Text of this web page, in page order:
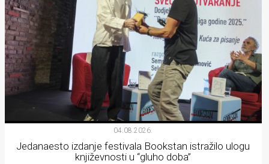
04.08.2026.
Jedanaesto izdanje festivala Bookstan istražilo ulogu
književnosti u “gluho doba”